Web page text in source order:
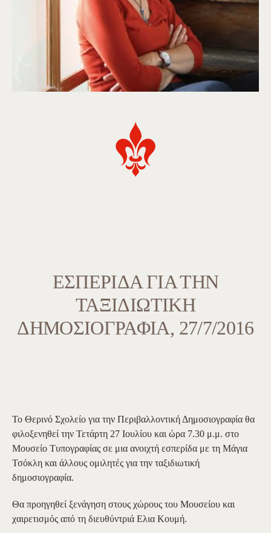
ΕΣΠΕΡΊΔΑ ΓΙΑ ΤΗΝ
ΤΑΞΙΔΙΩΤΙΚΗ
́ ΔΗΜΟΣΙΟΓΡΑΦΊΑ, 27/7/2016
Το Θερινό Σχολείο για την Περιβαλλοντική Δημοσιογραφία θα
φιλοξενηθεί την Τετάρτη 27 Ιουλίου και ώρα 7.30 μ.μ. στο
Μουσείο Τυπογραφίας σε μια ανοιχτή εσπερίδα με τη Μάγια
Τσόκλη και άλλους ομιλητές για την ταξιδιωτική
δημοσιογραφία.
Θα προηγηθεί ξενάγηση στους χώρους του Μουσείου και
χαιρετισμός από τη διευθύντριά Ελια Κουμή.